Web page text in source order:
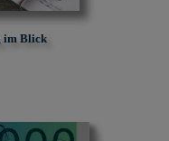
im Blick